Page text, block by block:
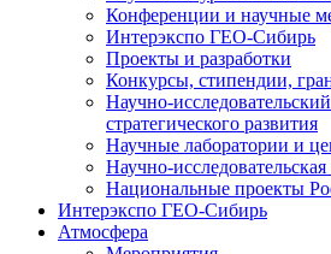
Конференции и научные
Интерэкспо ГЕО-Сибирь
Проекты и разработки
Конкурсы, стипендии,
Научно-
стратегического развития
Научные лаборатории и
Научно-исследовательская
Национальные проекты
Интерэкспо ГЕО-Сибирь
Атмосфера